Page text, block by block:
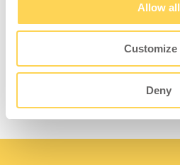
Allow all
Customize
Deny